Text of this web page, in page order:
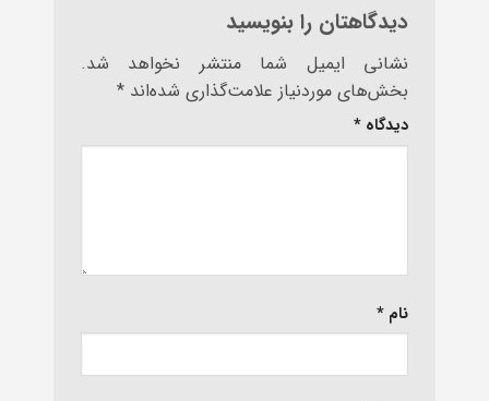
دیدگاهتان را بنویسید
نشانی ایمیل شما منتشر نخواهد شد.
بخش‌های موردنیاز علامت‌گذاری شده‌اند *
دیدگاه *
نام *